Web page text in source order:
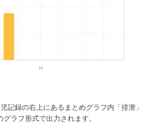
記録の右上にあるまとめグラフ内「排泄」
ラフ形式で出力されます。